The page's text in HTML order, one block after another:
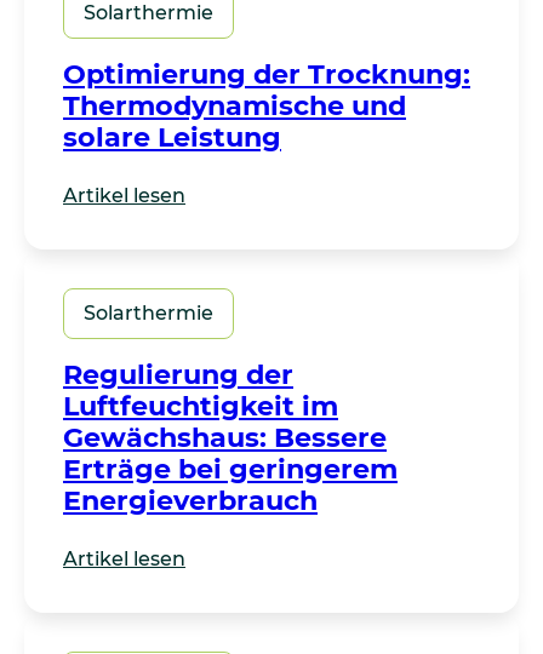
Solarthermie
Optimierung der Trocknung:
Thermodynamische und
solare Leistung
Artikel lesen
Solarthermie
Regulierung der
Luftfeuchtigkeit im
Gewächshaus: Bessere
Erträge bei geringerem
Energieverbrauch
Artikel lesen